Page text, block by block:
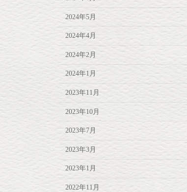
2024年5月
2024年4月
2024年2月
2024年1月
2023年11月
2023年10月
2023年7月
2023年3月
2023年1月
2022年11月